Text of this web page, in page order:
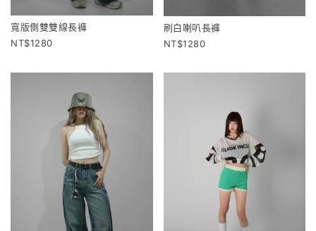
寬版側雙雙線長褲
1280
刷白喇叭長褲
1280